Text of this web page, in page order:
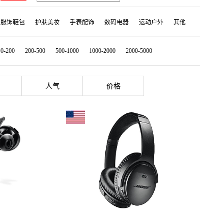
服饰鞋包 护肤美妆 手表配饰 数码电器 运动户外 其他
0-200 200-500 500-1000 1000-2000 2000-5000
人气 价格